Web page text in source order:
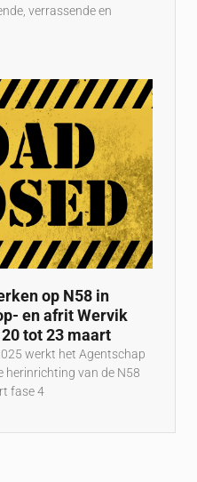
verrassende en
op N58 in
en afrit Wervik
tot 23 maart
werkt het Agentschap
herinrichting van de N58
fase 4